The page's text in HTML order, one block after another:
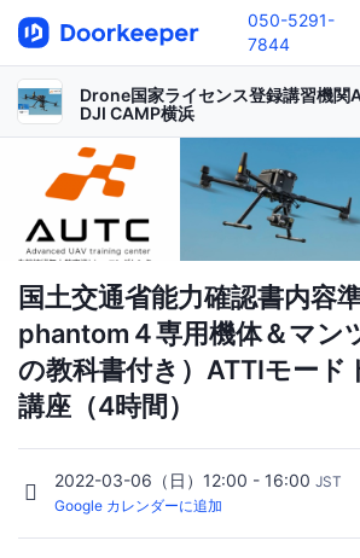
050-5291-
7844
Drone国家ライセンス登録講習機関
DJI CAMP横浜
国土交通省能力確認書内容
phantom４専用機体＆マン
の教科書付き）ATTIモード
講座（4時間）
2022-03-06（日）12:00 - 16:00 JST
Google カレンダーに追加